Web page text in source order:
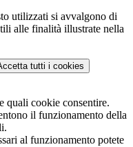
utilizzati si avvalgono di
alle finalità illustrate nella
tutti i cookies
quali cookie consentire.
il funzionamento della
al funzionamento potete